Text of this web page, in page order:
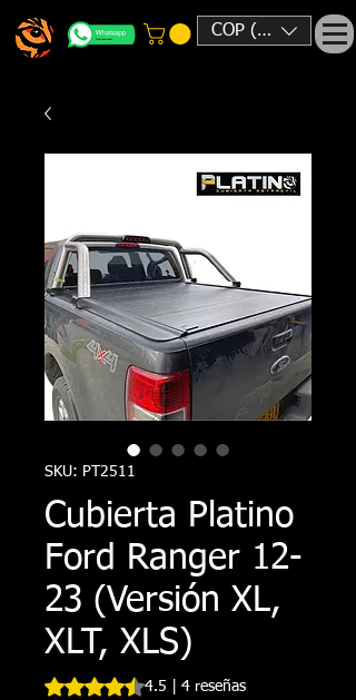
COP ($)
SKU: PT2511
Cubierta Platino
Ford Ranger 12-
23 (Versión XL,
XLT, XLS)
Según 4 reseñas, la calificación es de
4.5 | 4 reseñas